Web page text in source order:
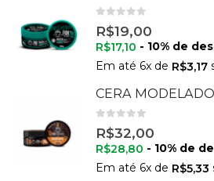
de 5
R$19,00
R$17,10 - 10% de
Em até 6x de R$3,17
de 5
R$32,00
R$28,80 - 10% de
Em até 6x de R$5,33